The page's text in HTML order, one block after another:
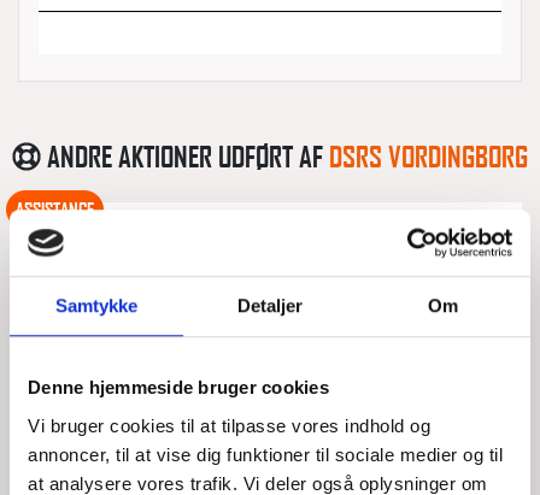
Samtykke Detaljer Om
Denne hjemmeside bruger cookies
Vi bruger cookies til at tilpasse vores indhold og
annoncer, til at vise dig funktioner til sociale medier og til
at analysere vores trafik. Vi deler også oplysninger om
ANDRE AKTIONER UDFØRT AF DSRS VORDINGBORG
28 FODS MOTORBÅD STRANDET PÅ
NYORD
TOR, 06/08/2026 - 15:46
Ejer af 28 fods motorbåd anmoder DSRS Vordingborg om
assistance. Ligger ca 0,5-1,0 sømil nordvest for Nyord havn
med motorstop. DSRS Vordingborg samler
ASSISTANCE